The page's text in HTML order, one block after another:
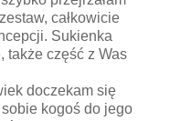
całkowicie
Sukienka
także część z Was
doczekam się
kogoś do jego